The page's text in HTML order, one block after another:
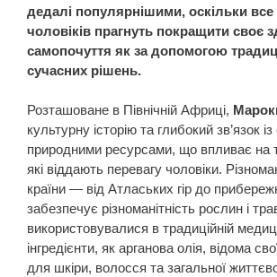
дедалі популярнішими, оскільки
чоловіків прагнуть покращити своє
самопочуття як за допомогою
сучасних рішень.
Розташоване в Північній Африці,
культурну історію та глибокий зв’язок
природними ресурсами, що впливає на
які віддають перевагу чоловіки.
країни — від Атлаських гір до
забезпечує різноманітність рослин і
використовувалися в традиційній
інгредієнти, як арганова олія, відома
для шкіри, волосся та загальної